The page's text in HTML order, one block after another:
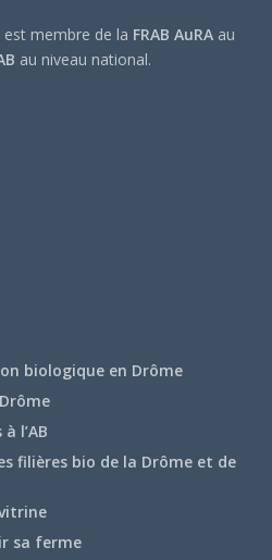
est membre de la FRAB AuRA au
au niveau national.
biologique en Drôme
l’AB
filières bio de la Drôme et de
sa ferme